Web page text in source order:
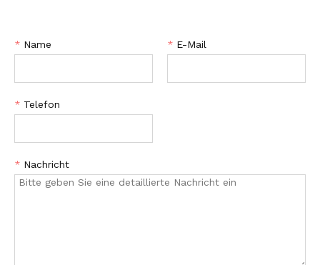
* Name * E-Mail
* Telefon
* Nachricht